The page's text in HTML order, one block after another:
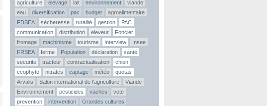
agriculture elevage lait environnement
viande
eau
diversification pac budget
agroalimentaire
FDSEA
sécheresse ruralité gestion
PAC
communication
distribution eleveur
Foncier
fromage
machinisme tourisme Interview
Insee
FRSEA
ferme Population déclaration
santé
securite
tracteur contractualisation
chien
ecophyto
nitrates captage météo
quotas
Arvalis
Salon international de l'agriculture
Viande
Environnement
pesticides vaches
vote
prevention
intervention
Grandes cultures